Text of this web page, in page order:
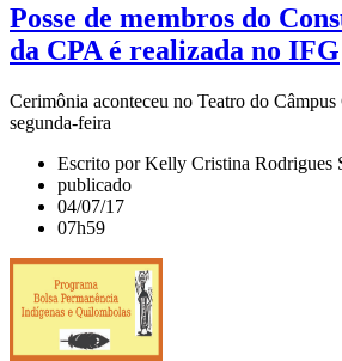
Posse de membros do
da CPA é realizada no IFG
Cerimônia aconteceu no Teatro do Câmpus
segunda-feira
Escrito por Kelly Cristina Rodrigues
publicado
04/07/17
07h59